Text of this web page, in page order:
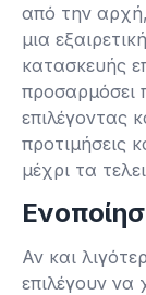
από την αρχή,
μια
κατασκευής
προσαρμόσει
επιλέγοντας
προτιμήσεις
μέχρι τα
Αν και
επιλέγουν να